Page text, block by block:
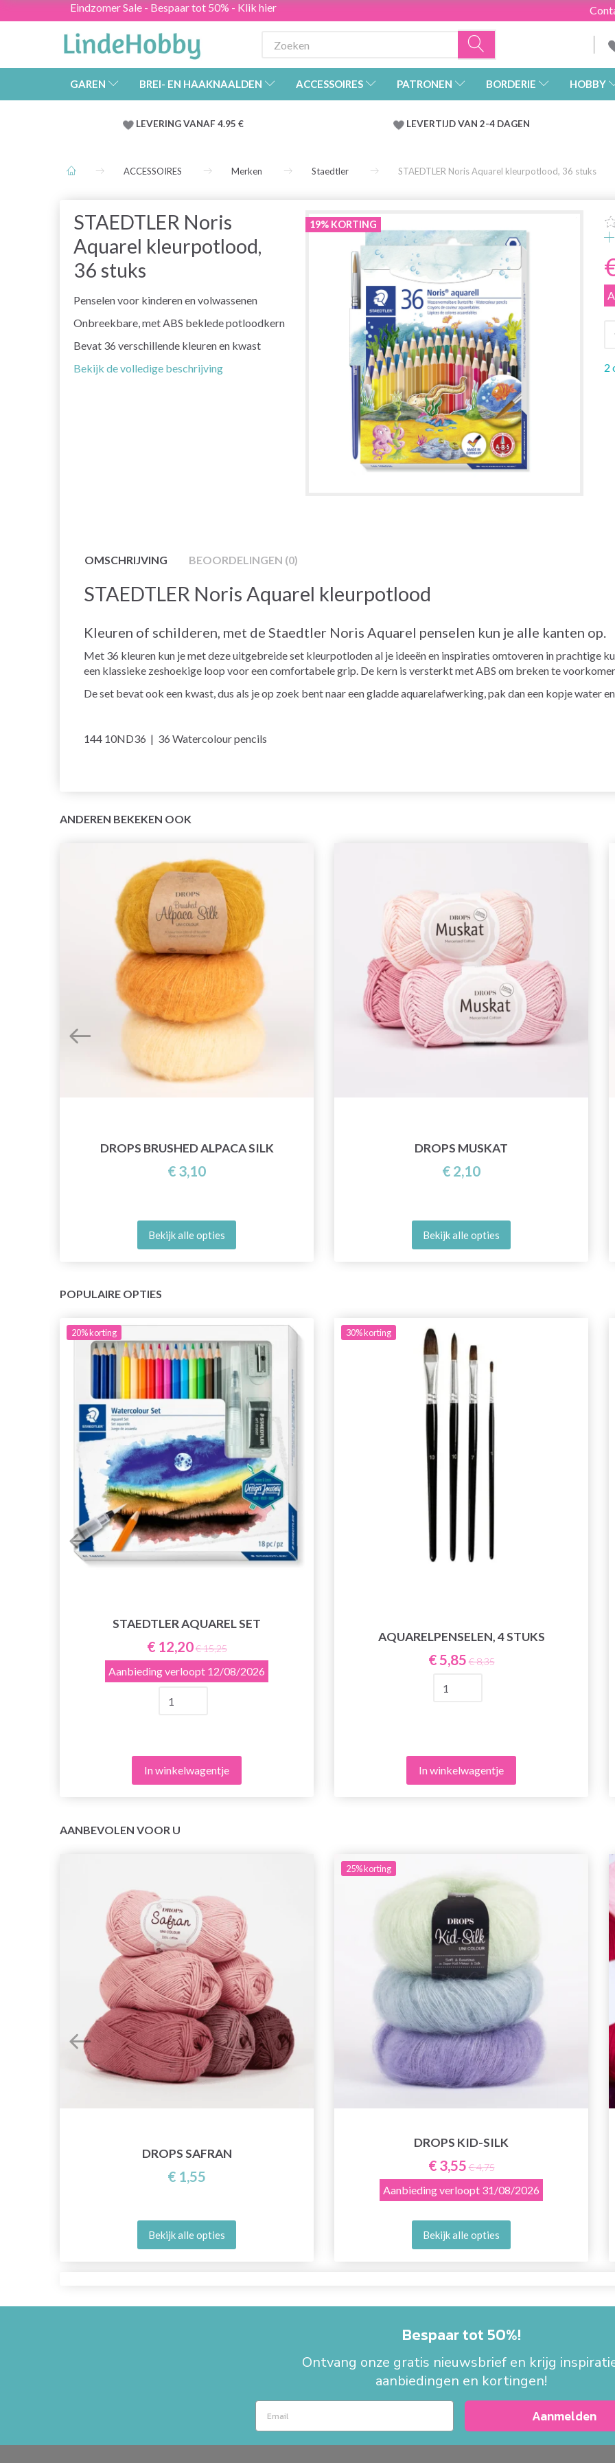
Eindzomer Sale - Bespaar tot 50% - Klik hier
GAREN BREI- EN HAAKNAALDEN ACCESSOIRES PATRONEN BORDERIE HOBBY
LEVERING VANAF 4.95 € LEVERTIJD VAN 2-4 DAGEN
ACCESSOIRES Merken Staedtler STAEDTLER Noris Aquarel kleurpotlood, 36 stuks
STAEDTLER Noris
Aquarel kleurpotlood,
36 stuks
Penselen voor kinderen en volwassenen
Onbreekbare, met ABS beklede potloodkern
Bevat 36 verschillende kleuren en kwast
Bekijk de volledige beschrijving
19% KORTING
2
OMSCHRIJVING BEOORDELINGEN (0)
STAEDTLER Noris Aquarel kleurpotlood
Kleuren of schilderen, met de Staedtler Noris Aquarel penselen kun je alle kanten op.
Met 36 kleuren kun je met deze uitgebreide set kleurpotloden al je ideeën en inspiraties omtoveren in prachtige
een klassieke zeshoekige loop voor een comfortabele grip. De kern is versterkt met ABS om breken te
De set bevat ook een kwast, dus als je op zoek bent naar een gladde aquarelafwerking, pak dan een kopje water
144 10ND36 | 36 Watercolour pencils
ANDEREN BEKEKEN OOK
DROPS BRUSHED ALPACA SILK
€ 3,10
Bekijk alle opties
DROPS MUSKAT
€ 2,10
Bekijk alle opties
POPULAIRE OPTIES
20%korting
STAEDTLER AQUAREL SET
€ 12,20€ 15,25
Aanbieding verloopt 12/08/2026
In winkelwagentje
30%korting
AQUARELPENSELEN, 4 STUKS
€ 5,85 € 8,35
In winkelwagentje
AANBEVOLEN VOOR U
DROPS SAFRAN
€ 1,55
Bekijk alle opties
25%korting
DROPS KID-SILK
€ 3,55 € 4,75
Aanbieding verloopt 31/08/2026
Bekijk alle opties
Bespaar tot 50%!
Ontvang onze gratis nieuwsbrief en krijg
aanbiedingen en kortingen!
Aanmelden